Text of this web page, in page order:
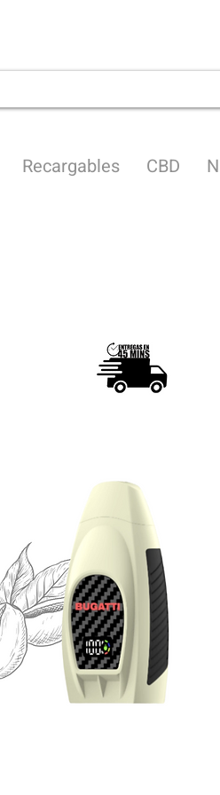
Recargables CBD